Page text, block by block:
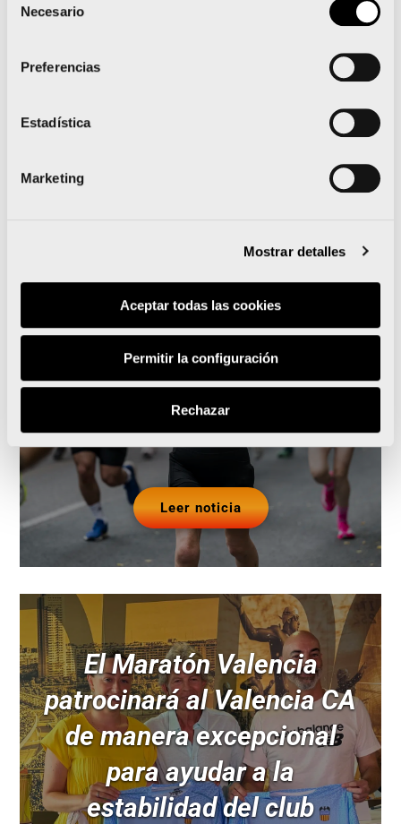
Necesario
Preferencias
Estadística
Marketing
Mostrar detalles
Aceptar todas las cookies
Permitir la configuración
Rechazar
condiciones
Alain: 26 maratones y miles de recortes de
periódico
Noticias relacionadas
Runna se convierte en el
training partner del Medio
y el Maratón Valencia
Leer noticia
El Maratón Valencia
patrocinará al Valencia CA
de manera excepcional
para ayudar a la
estabilidad del club